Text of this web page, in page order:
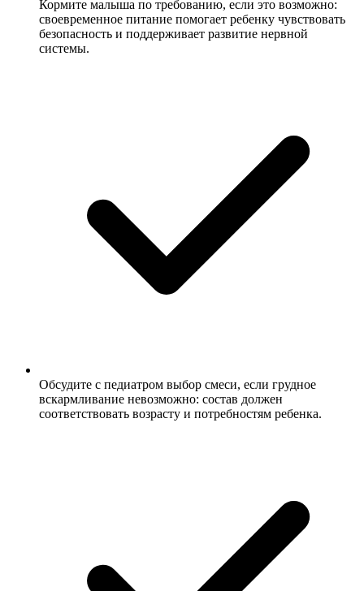
Кормите малыша по требованию, если это возможно:
своевременное питание помогает ребенку чувствовать
безопасность и поддерживает развитие нервной
системы.
Обсудите с педиатром выбор смеси, если грудное
вскармливание невозможно: состав должен
соответствовать возрасту и потребностям ребенка.